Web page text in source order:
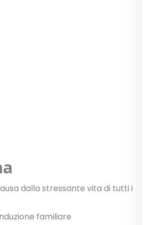
dalla stressante vita di tutti i
familiare